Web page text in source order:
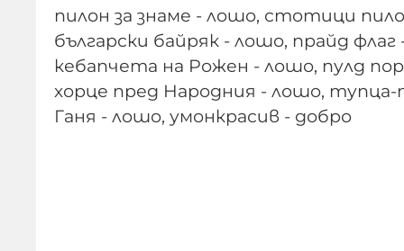
пилон за знаме - лошо, стотици
български байряк - лошо, прайд флаг
кебапчета на Рожен - лошо, пулд
хорце пред Народния - лошо,
Ганя - лошо, умонкрасив - добро